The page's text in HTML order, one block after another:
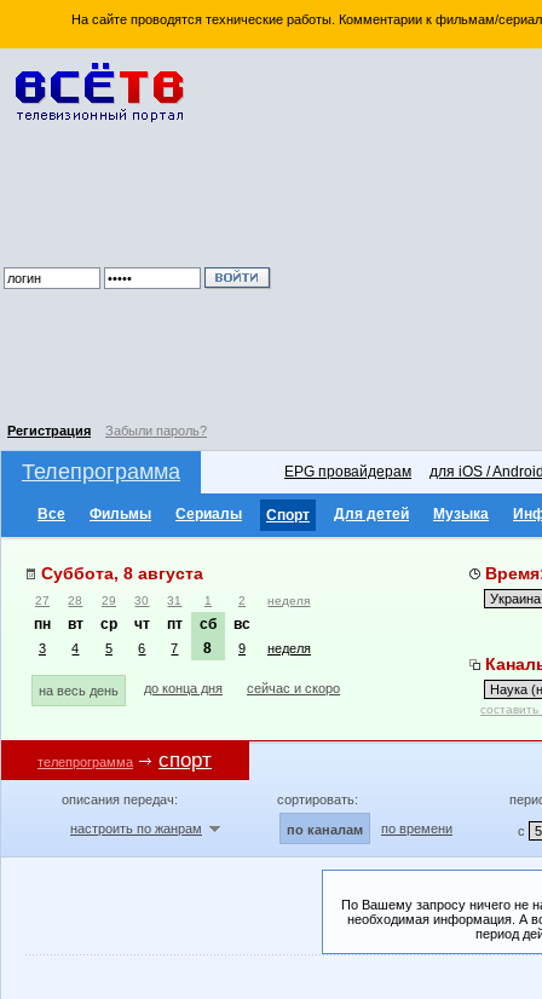
На сайте проводятся технические работы. Комментарии к фильмам/
Регистрация Забыли пароль?
Телепрограмма EPG провайдерам для iOS /
Все Фильмы Сериалы Спорт Для детей Музыка
Суббота, 8 августа
27 28 29 30 31 1 2 неделя
пн вт ср чт пт сб вс
3 4 5 6 7 8 9 неделя
на весь день до конца дня сейчас и скоро
телепрограмма спорт
описания передач:
настроить по жанрам
сортировать:
по каналам по времени с
По Вашему запросу ничего не
необходимая информация. А
период